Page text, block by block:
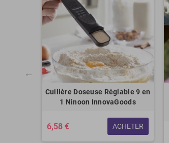
Cuillère Doseuse Réglable 9 en
1 Ninoon InnovaGoods
6,58 € ACHETER